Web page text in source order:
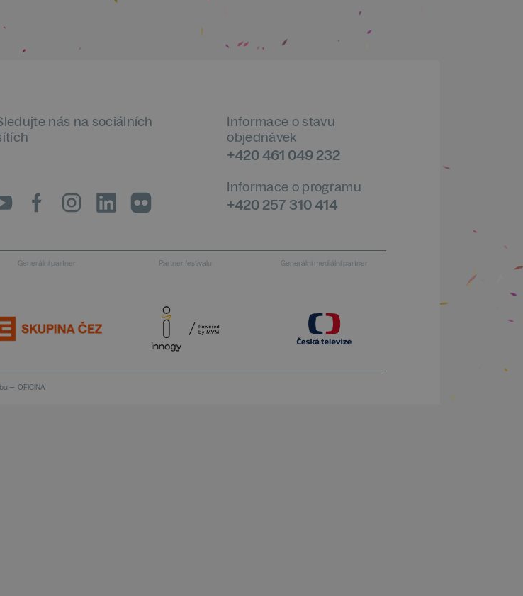
nás na sociálních
Informace o stavu
objednávek
+420 461 049 232
Informace o programu
+420 257 310 414
Generální partner Partner festivalu Generální mediální partner
— OFICINA